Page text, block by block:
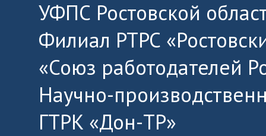
УФПС Ростовской
Филиал РТРС
«Союз работодателей
Научно-
ГТРК «Дон-ТР»